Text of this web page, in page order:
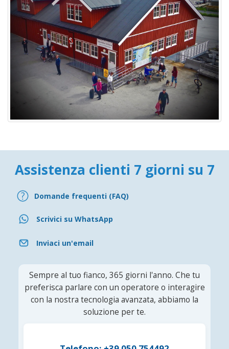
Assistenza clienti 7 giorni su 7
Domande frequenti (FAQ)
Scrivici su WhatsApp
Inviaci un'email
Sempre al tuo fianco, 365 giorni l'anno. Che tu
preferisca parlare con un operatore o interagire
con la nostra tecnologia avanzata, abbiamo la
soluzione per te.